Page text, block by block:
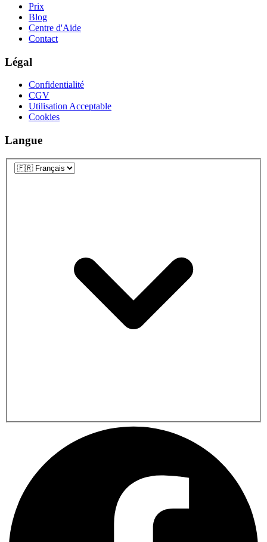
Prix
Blog
Centre d'Aide
Contact
Légal
Confidentialité
CGV
Utilisation Acceptable
Cookies
Langue
Langue